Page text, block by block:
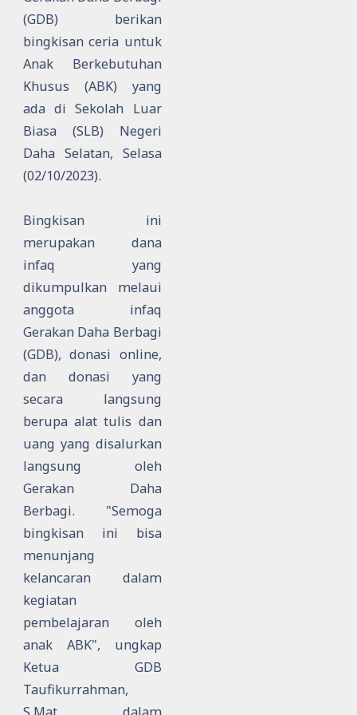
(GDB) berikan
bingkisan ceria untuk
Anak Berkebutuhan
Khusus (ABK) yang
ada di Sekolah Luar
Biasa (SLB) Negeri
Daha Selatan, Selasa
(02/10/2023).
Bingkisan ini
merupakan dana
infaq yang
dikumpulkan melaui
anggota infaq
Gerakan Daha Berbagi
(GDB), donasi online,
dan donasi yang
secara langsung
berupa alat tulis dan
uang yang disalurkan
langsung oleh
Gerakan Daha
Berbagi. "Semoga
bingkisan ini bisa
menunjang
kelancaran dalam
kegiatan
pembelajaran oleh
anak ABK", ungkap
Ketua GDB
Taufikurrahman,
S.Mat dalam